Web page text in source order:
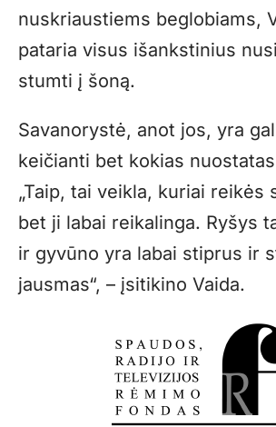
nuskriaustiems beglobiams,
pataria visus išankstinius
stumti į šoną.
Savanorystė, anot jos, yra
keičianti bet kokias
„Taip, tai veikla, kuriai reikės
bet ji labai reikalinga. Ryšys
ir gyvūno yra labai stiprus ir
jausmas“, – įsitikino Vaida.